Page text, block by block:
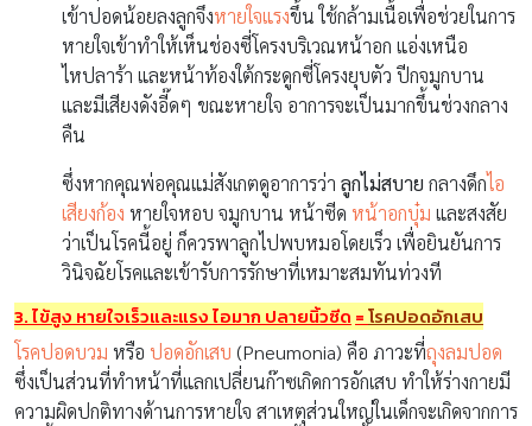
เข้าปอดน้อยลงลูกจึงหายใจแรงขึ้น ใช้กล้ามเนื้อเพื่อช่วยในการ
หายใจเข้าทำให้เห็นช่องซี่โครงบริเวณหน้าอก แอ่งเหนือ
ไหปลาร้า และหน้าท้องใต้กระดูกซี่โครงยุบตัว ปีกจมูกบาน
และมีเสียงดังอี๊ดๆ ขณะหายใจ อาการจะเป็นมากขึ้นช่วงกลาง
คืน
ซึ่งหากคุณพ่อคุณแม่สังเกตดูอาการว่า ลูกไม่สบาย กลางดึกไอ
เสียงก้อง หายใจหอบ จมูกบาน หน้าซีด หน้าอกบุ๋ม และสงสัย
ว่าเป็นโรคนี้อยู่ ก็ควรพาลูกไปพบหมอโดยเร็ว เพื่อยินยันการ
วินิจฉัยโรคและเข้ารับการรักษาที่เหมาะสมทันท่วงที
3. ไข้สูง หายใจเร็วและแรง ไอมาก ปลายนิ้วซีด =โรคปอดอักเสบ
โรคปอดบวม หรือ ปอดอักเสบ (Pneumonia) คือ ภาวะที่ถุงลมปอด
ซึ่งเป็นส่วนที่ทำหน้าที่แลกเปลี่ยนก๊าซเกิดการอักเสบ ทำให้ร่างกายมี
ความผิดปกติทางด้านการหายใจ สาเหตุส่วนใหญ่ในเด็กจะเกิดจากการ